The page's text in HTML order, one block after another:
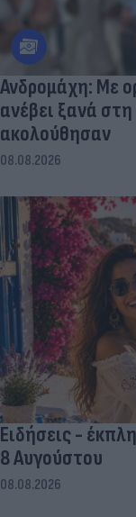
Ανδρομάχη: Με
ανέβει ξανά
ακολούθησαν
08.08.2026
Ειδήσεις -
8 Αυγούστου
08.08.2026